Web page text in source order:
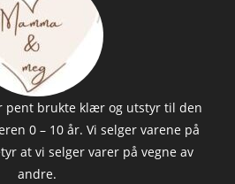
pent brukte klær og utstyr til den
0 – 10 år. Vi selger varene på
at vi selger varer på vegne av
andre.